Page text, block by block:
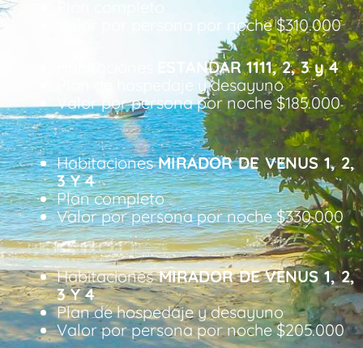
Valor por persona por noche $310.000
ESTANDAR 1111, 2, 3 y 4
Plan de hospedaje y desayuno
Valor por persona por noche $185.000
HabitacionesMIRADOR DE VENUS 1, 2,
3 Y 4
Plan completo
Valor por persona por noche $330.000
HabitacionesMIRADOR DE VENUS 1, 2,
3 Y 4
Plan de hospedaje y desayuno
Valor por persona por noche $205.000